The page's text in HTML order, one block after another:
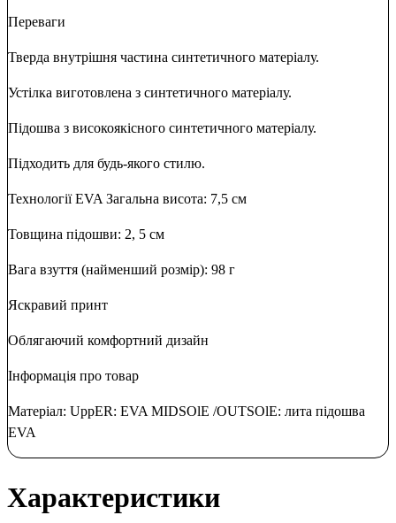
Переваги
Тверда внутрішня частина синтетичного матеріалу.
Устілка виготовлена ​​з синтетичного матеріалу.
Підошва з високоякісного синтетичного матеріалу.
Підходить для будь-якого стилю.
Технології EVA Загальна висота: 7,5 см
Товщина підошви: 2, 5 см
Вага взуття (найменший розмір): 98 г
Яскравий принт
Облягаючий комфортний дизайн
Інформація про товар
Матеріал: UppER: EVA MIDSOlE /OUTSOlE: лита підошва
EVA
Характеристики